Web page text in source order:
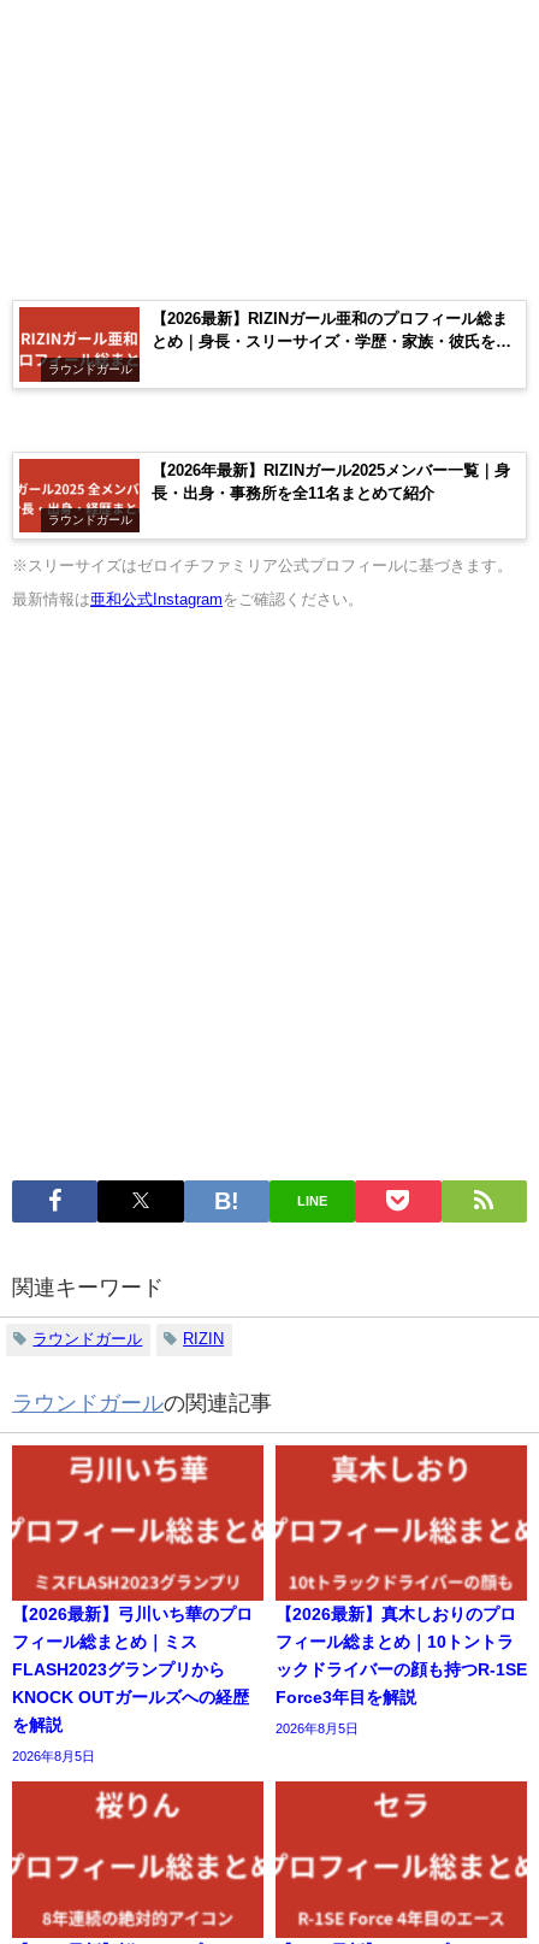
ラウンドガール
【2026最新】RIZINガール亜和のプロフィール総ま
とめ｜身長・スリーサイズ・学歴・家族・彼氏を整
ラウンドガール
【2026年最新】RIZINガール2025メンバー一覧｜身
長・出身・事務所を全11名まとめて紹介
※スリーサイズはゼロイチファミリア公式プロフィールに基づきます。
最新情報は亜和公式Instagramをご確認ください。
LINE
関連キーワード
ラウンドガール RIZIN
ラウンドガールの関連記事
【2026最新】弓川いち華のプロ
フィール総まとめ｜ミス
FLASH2023グランプリから
KNOCK OUTガールズへの経歴
を解説
2026年8月5日
【2026最新】真木しおりのプロ
フィール総まとめ｜10トントラ
ックドライバーの顔も持つR-1SE
Force3年目を解説
2026年8月5日